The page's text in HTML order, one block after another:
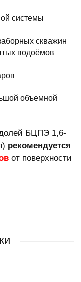
системы
скважин
водоёмов
объемной
БЦПЭ 1,6-
рекомендуется
от поверхности